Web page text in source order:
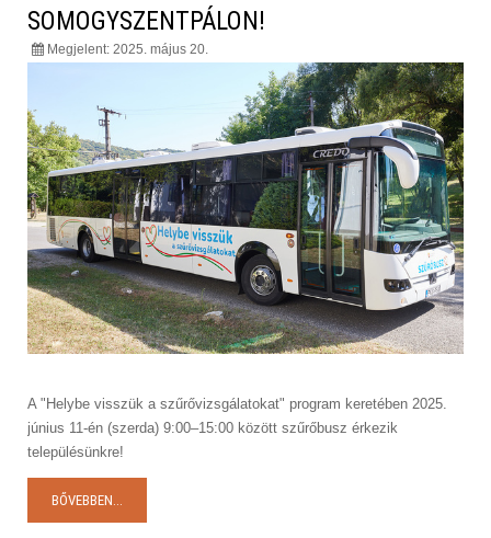
SOMOGYSZENTPÁLON!
Megjelent: 2025. május 20.
A "Helybe visszük a szűrővizsgálatokat" program keretében 2025.
június 11-én (szerda) 9:00–15:00 között szűrőbusz érkezik
településünkre!
BŐVEBBEN...